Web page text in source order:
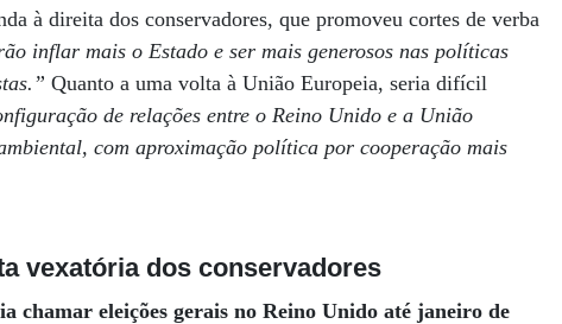
à direita dos conservadores, que promoveu cortes de verba
inflar mais o Estado e ser mais generosos nas políticas
Quanto a uma volta à União Europeia, seria difícil
de relações entre o Reino Unido e a União
com aproximação política por cooperação mais
vexatória dos conservadores
eleições gerais no Reino Unido até janeiro de